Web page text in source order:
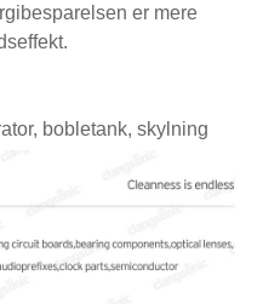
er mere
bobletank, skylning